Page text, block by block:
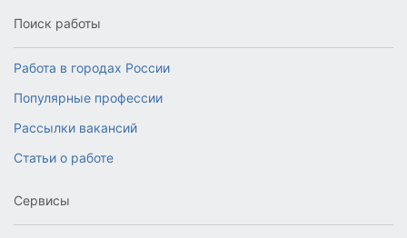
Поиск работы
Работа в городах России
Популярные профессии
Рассылки вакансий
Статьи о работе
Сервисы